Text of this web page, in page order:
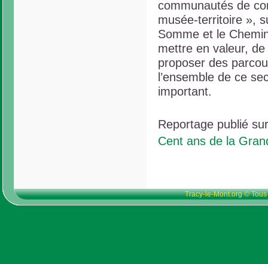
communautés de
musée-territoire »,
Somme et le
mettre en valeur,
proposer des
l’ensemble de ce
important.
Reportage publié
Cent ans de la
Tracy-le-Mont.org ©